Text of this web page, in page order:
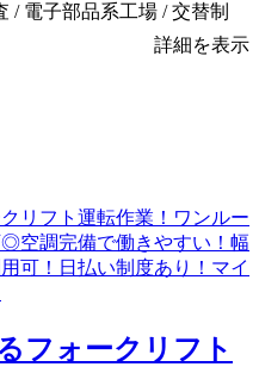
/ 電子部品系工場 / 交替制
詳細を表示
フォークリフト